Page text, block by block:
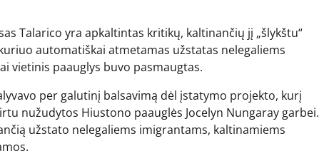
Talarico yra apkaltintas kritikų, kaltinančių jį „šlykštu“
automatiškai atmetamas užstatas nelegaliems
vietinis paauglys buvo pasmaugtas.
per galutinį balsavimą dėl įstatymo projekto, kurį
nužudytos Hiustono paauglės Jocelyn Nungaray garbei.
užstato nelegaliems imigrantams, kaltinamiems